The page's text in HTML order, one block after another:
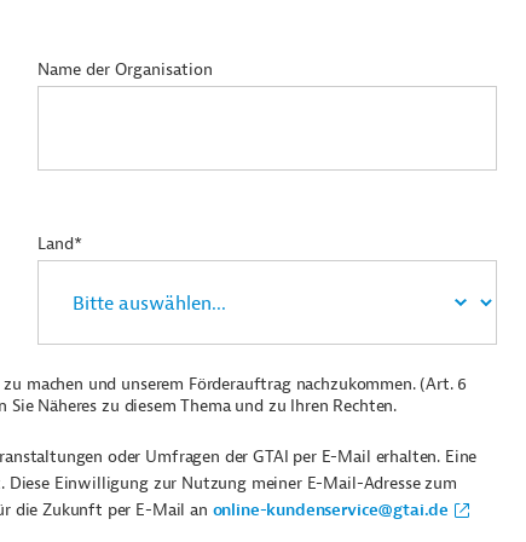
Name der Organisation
Land*
machen und unserem Förderauftrag nachzukommen. (Art. 6
Sie Näheres zu diesem Thema und zu Ihren Rechten.
oder Umfragen der GTAI per E-Mail erhalten. Eine
Einwilligung zur Nutzung meiner E-Mail-Adresse zum
die Zukunft per E-Mail an online-kundenservice@gtai.de